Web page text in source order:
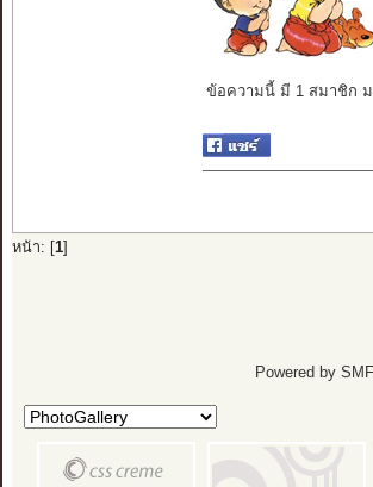
ข้อความนี้ มี 1 สมาชิก
หน้า: [ 1]
Powered by